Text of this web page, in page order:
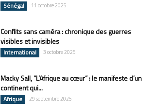
Sénégal 11 octobre 2025
Conflits sans caméra : chronique des guerres
visibles et invisibles
International 3 octobre 2025
Macky Sall, “L’Afrique au cœur” : le manifeste d’un
continent qui...
Afrique 29 septembre 2025